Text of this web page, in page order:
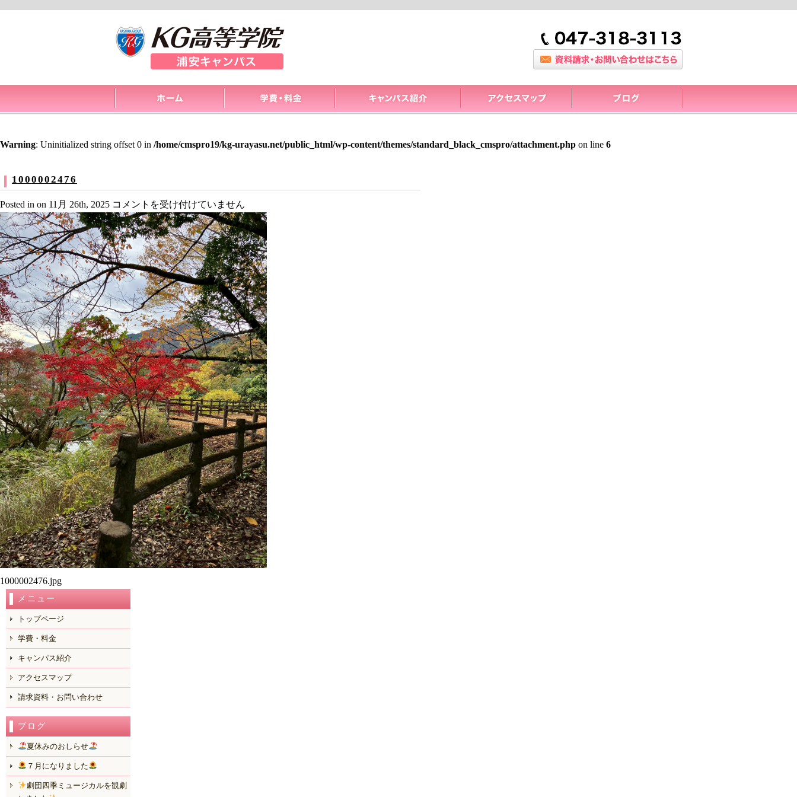
Warning: Uninitialized string offset 0 in /home/cmspro19/kg-urayasu.net/public_html/wp-content/themes/standard_black_cmspro/attachment.php on line 6
1000002476
Posted in on 11月 26th, 2025 1000002476
は
コメントを受け付けていません
1000002476.jpg
メニュー
トップページ
学費・料金
キャンパス紹介
アクセスマップ
請求資料・お問い合わせ
ブログ
夏休みのおしらせ
７月になりました
劇団四季ミュージカルを観劇